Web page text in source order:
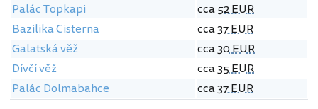
Palác Topkapi
cca52 EUR
Bazilika Cisterna
cca37 EUR
Galatská věž
cca30 EUR
Dívčí věž
cca35 EUR
Palác Dolmabahce
cca37 EUR